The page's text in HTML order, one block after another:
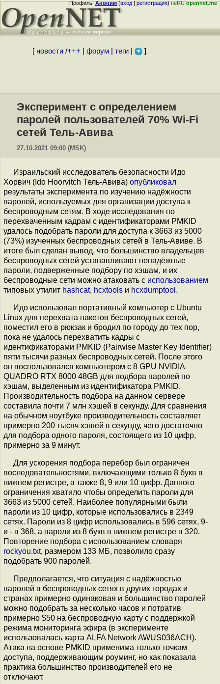
Профиль:Аноним(вход|регистрация)неRUopennet.me
[ новости/+++ форум| теги| ]
Эксперимент с определением
паролей пользователей 70% Wi-Fi
сетей Тель-Aвива
27.10.2021 09:00 (MSK)
Израильский исследователь безопасности Идо
Хорвич (Ido Hoorvitch Тель-Aвива) опубликовал
результаты эксперимента по изучению надёжности
паролей, используемых для организации доступа к
беспроводным сетям. В ходе исследования по
перехваченным кадрам с идентификаторами PMKID
удалось подобрать пароли для доступа к 3663 из 5000
(73%) изученных беспроводных сетей в Тель-Aвиве. В
итоге был сделан вывод, что большинство владельцев
беспроводных сетей устанавливают ненадёжные
пароли, подверженные подбору по хэшам, и их
беспроводные сети можно атаковать с использованием
типовых утилит hashcat, hcxtools и hcxdumptool .
Идо использовал портативный компьютер с Ubuntu
Linux для перехвата пакетов беспроводных сетей,
поместил его в рюкзак и бродил по городу до тех пор,
пока не удалось перехватить кадры с
идентификаторами PMKID (Pairwise Master Key Identifier)
пяти тысячи разных беспроводных сетей. После этого
он воспользовался компьютером с 8 GPU NVIDIA
QUADRO RTX 8000 48GB для подбора паролей по
хэшам, выделенным из идентификатора PMKID.
Производительность подбора на данном сервере
составила почти 7 млн хэшей в секунду. Для сравнения
на обычном ноутбуке производительность составляет
примерно 200 тысяч хэшей в секунду, чего достаточно
для подбора одного пароля, состоящего из 10 цифр,
примерно за 9 минут.
Для ускорения подбора перебор был ограничен
последовательностями, включающими только 8 букв в
нижнем регистре, а также 8, 9 или 10 цифр. Данного
ограничения хватило чтобы определить пароли для
3663 из 5000 сетей. Наиболее популярными были
пароли из 10 цифр, которые использовались в 2349
сетях. Пароли из 8 цифр использовались в 596 сетях, 9-
и - в 368, а пароли из 8 букв в нижнем регистре в 320.
Повторение подбора с использованием словаря
rockyou.txt, размером 133 МБ, позволило сразу
подобрать 900 паролей.
Предполагается, что ситуация с надёжностью
паролей в беспроводных сетях в других городах и
странах примерно одинаковая и большинство паролей
можно подобрать за несколько часов и потратив
примерно $50 на беспроводную карту с поддержкой
режима мониторинга эфира (в эксперименте
использовалась карта ALFA Network AWUS036ACH).
Атака на основе PMKID применима только точкам
доступа, поддерживающим роуминг, но как показала
практика большинство производителей его не
отключают.